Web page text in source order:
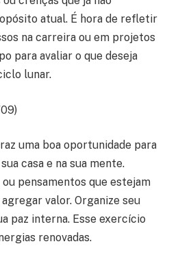
atual. É hora de refletir
na carreira ou em projetos
para avaliar o que deseja
lunar.
uma boa oportunidade para
casa e na sua mente.
pensamentos que estejam
valor. Organize seu
paz interna. Esse exercício
renovadas.